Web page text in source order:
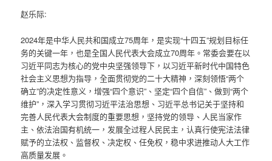
赵乐际:
2024年是中华人民共和国成立75周年，是实现“十四五”规划目标任
务的关键一年，也是全国人民代表大会成立70周年。常委会要在以
习近平同志为核心的党中央坚强领导下，以习近平新时代中国特色
社会主义思想为指导，全面贯彻党的二十大精神，深刻领悟“两个
确立”的决定性意义，增强“四个意识”、坚定“四个自信”、做到“两个
维护”，深入学习贯彻习近平法治思想、习近平总书记关于坚持和
完善人民代表大会制度的重要思想，坚持党的领导、人民当家作
主、依法治国有机统一，发展全过程人民民主，认真行使宪法法律
赋予的立法权、监督权、决定权、任免权，稳中求进推动人大工作
高质量发展。